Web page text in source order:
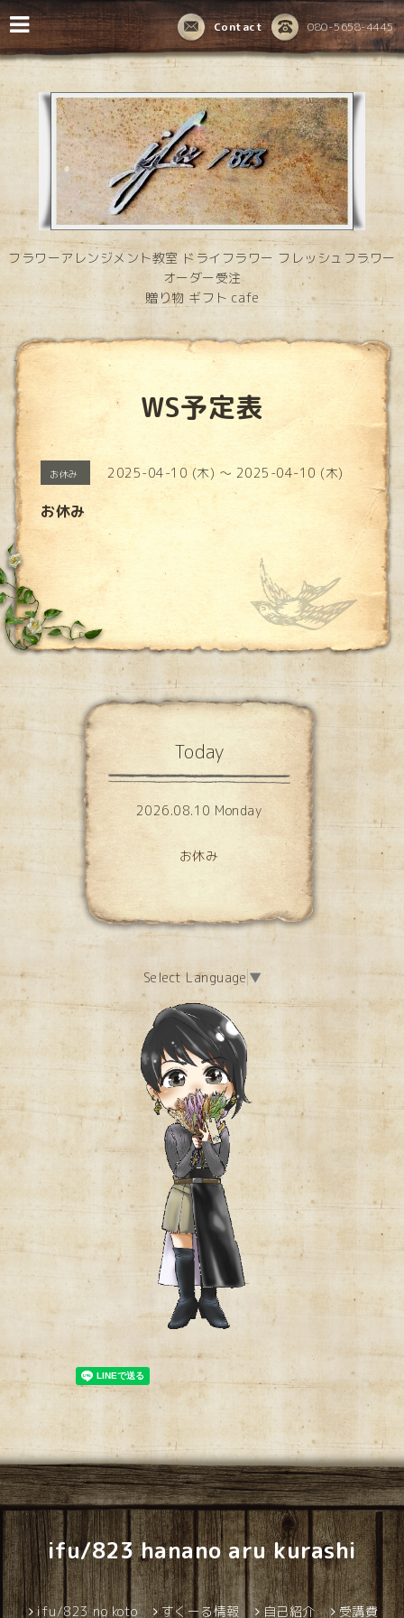
080-5658-4445
Contact
フラワーアレンジメント教室 ドライフラワー フレッシュフラワー
オーダー受注
贈り物 ギフト cafe
WS予定表
お休み 2025-04-10 (木) ～ 2025-04-10 (木)
お休み
Today
2026.08.10 Monday
お休み
Select Language ▼
ifu/823 hanano aru kurashi
ifu/823 no koto すくーる情報 自己紹介 受講費